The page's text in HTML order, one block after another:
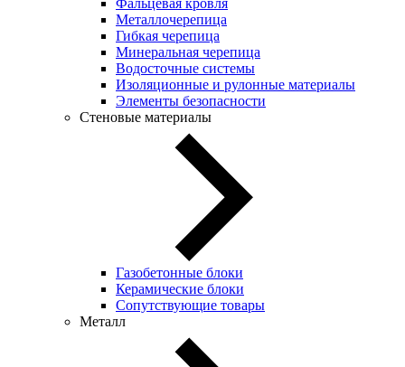
Металлочерепица
Гибкая черепица
Минеральная черепица
Водосточные системы
Изоляционные и рулонные материалы
Элементы безопасности
Стеновые материалы
Газобетонные блоки
Керамические блоки
Сопутствующие товары
Металл